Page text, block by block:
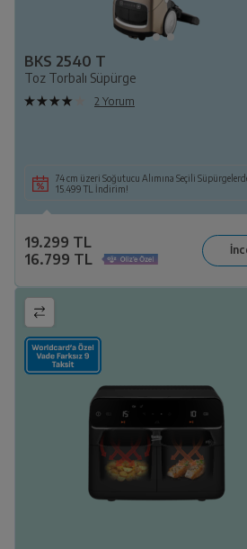
BKS 2540 T
Toz Torbalı Süpürge
2 Yorum
74 cm üzeri Soğutucu Alımına Seçili
15.499 TL İndirim!
19.299 TL
16.799 TL